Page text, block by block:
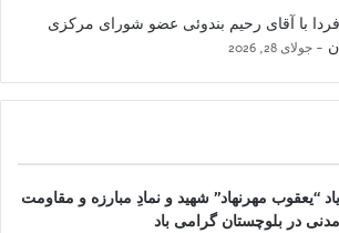
فردا با آقای رحیم بندوئی عضو شورای مرکزی
جولای 28, 2026
یاد “یعقوب مهرنهاد” شهید و نمادِ مبارزه و مقاومت
مدنی در بلوچستان گرامی باد